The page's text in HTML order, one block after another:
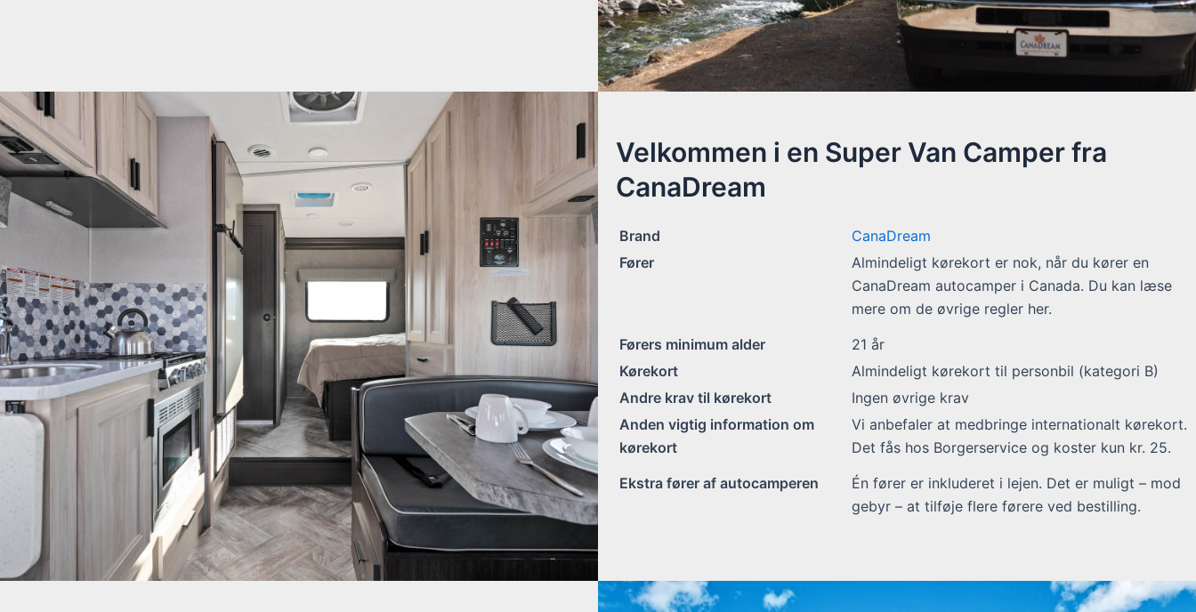
Velkommen i en Super Van Camper fra
CanaDream
Brand
CanaDream
Fører
Almindeligt kørekort er nok, når du kører en
CanaDream autocamper i Canada. Du kan læse
mere om de øvrige regler her.
Førers minimum alder
21 år
Kørekort
Almindeligt kørekort til personbil (kategori B)
Andre krav til kørekort
Ingen øvrige krav
Anden vigtig information om
kørekort
Vi anbefaler at medbringe internationalt kørekort.
Det fås hos Borgerservice og koster kun kr. 25.
Ekstra fører af autocamperen
Én fører er inkluderet i lejen. Det er muligt – mod
gebyr – at tilføje flere førere ved bestilling.